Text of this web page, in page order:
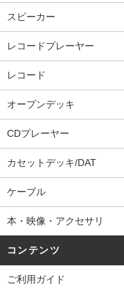
スピーカー
レコードプレーヤー
レコード
オープンデッキ
CDプレーヤー
カセットデッキ/DAT
ケーブル
本・映像・アクセサリ
コンテンツ
ご利用ガイド